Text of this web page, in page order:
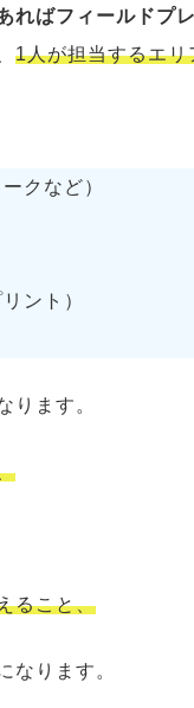
ればフィールドプ
1人が担当するエ
クなど）
ント）
ります。
ること、
なります。